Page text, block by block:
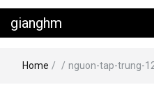
gianghm
Home / / nguon-tap-trung-